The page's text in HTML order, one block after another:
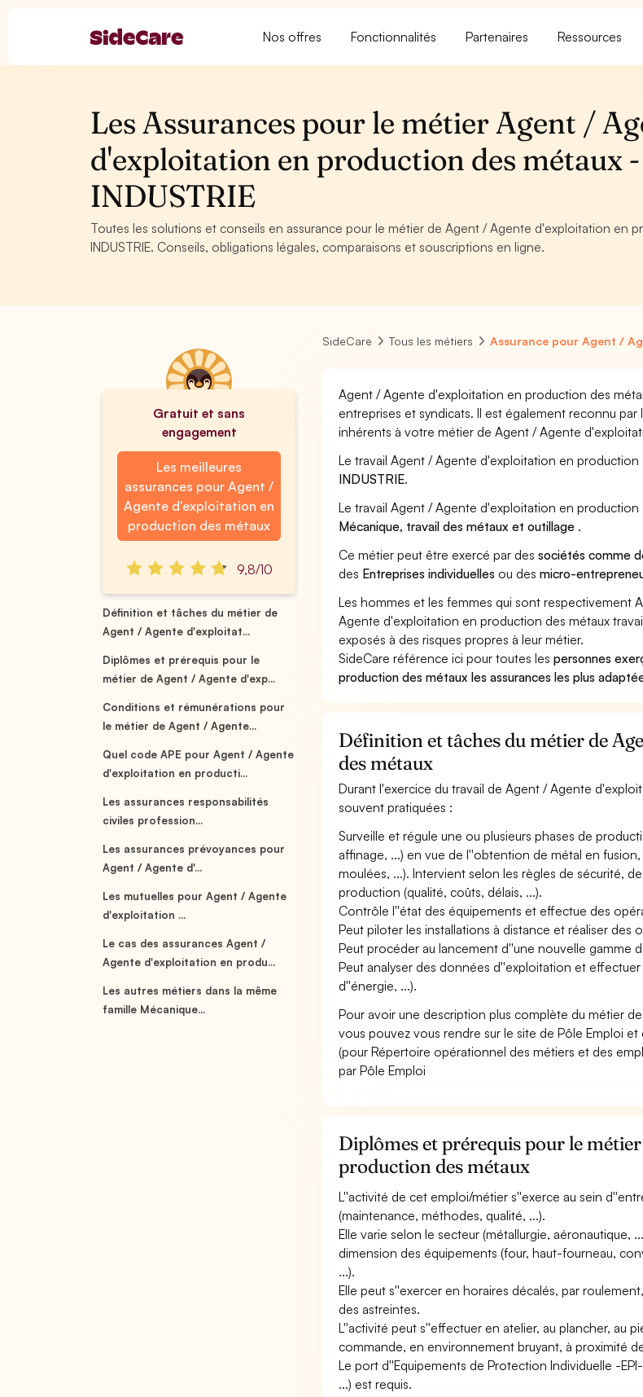
Nos offres Fonctionnalités Partenaires Ressources
Les Assurances pour le métier Agent /
d'exploitation en production des métaux -
INDUSTRIE
Toutes les solutions et conseils en assurance pour le métier de Agent / Agente d'exploitation en
INDUSTRIE. Conseils, obligations légales, comparaisons et souscriptions en ligne.
Gratuit et sans
engagement
Les meilleures
assurances pour Agent /
Agente d'exploitation en
production des métaux
9,8/10
Définition et tâches du métier de
Agent / Agente d'exploitat...
Diplômes et prérequis pour le
métier de Agent / Agente d'exp...
Conditions et rémunérations pour
le métier de Agent / Agente...
Quel code APE pour Agent / Agente
d'exploitation en producti...
Les assurances responsabilités
civiles profession...
Les assurances prévoyances pour
Agent / Agente d'...
Les mutuelles pour Agent / Agente
d'exploitation ...
Le cas des assurances Agent /
Agente d'exploitation en produ...
Les autres métiers dans la même
famille Mécanique...
SideCare Tous les métiers Assurance pour Agent /
Agent / Agente d'exploitation en production des
entreprises et syndicats. Il est également reconnu
inhérents à votre métier de Agent / Agente
Le travail Agent / Agente d'exploitation en production
INDUSTRIE.
Le travail Agent / Agente d'exploitation en
Mécanique, travail des métaux et outillage .
Ce métier peut être exercé par dessociétés comme
des Entreprises individuelles ou desmicro-
Les hommes et les femmes qui sont
Agente d'exploitation en production des métaux
exposés à des risques propres à leur métier.
SideCare référence ici pour toutes lespersonnes
production des métaux les assurances les plus
Définition et tâches du métier de
des métaux
Durant l'exercice du travail de Agent / Agente
souvent pratiquées :
Surveille et régule une ou plusieurs phases de
affinage, ...) en vue de l''obtention de métal en
moulées, ...). Intervient selon les règles de sécurité,
production (qualité, coûts, délais, ...).
Contrôle l''état des équipements et effectue des
Peut piloter les installations à distance et réaliser
Peut procéder au lancement d''une nouvelle gamme
Peut analyser des données d''exploitation et
d''énergie, ...).
Pour avoir une description plus complète du métier
vous pouvez vous rendre sur le site de Pôle Emploi
(pour Répertoire opérationnel des métiers et des
par Pôle Emploi
Diplômes et prérequis pour le
production des métaux
L''activité de cet emploi/métier s''exerce au sein
(maintenance, méthodes, qualité, ...).
Elle varie selon le secteur (métallurgie, aéronautique,
dimension des équipements (four, haut-fourneau,
...).
Elle peut s''exercer en horaires décalés, par
des astreintes.
L''activité peut s''effectuer en atelier, au plancher, au
commande, en environnement bruyant, à proximité
Le port d''Equipements de Protection Individuelle -
...) est requis.